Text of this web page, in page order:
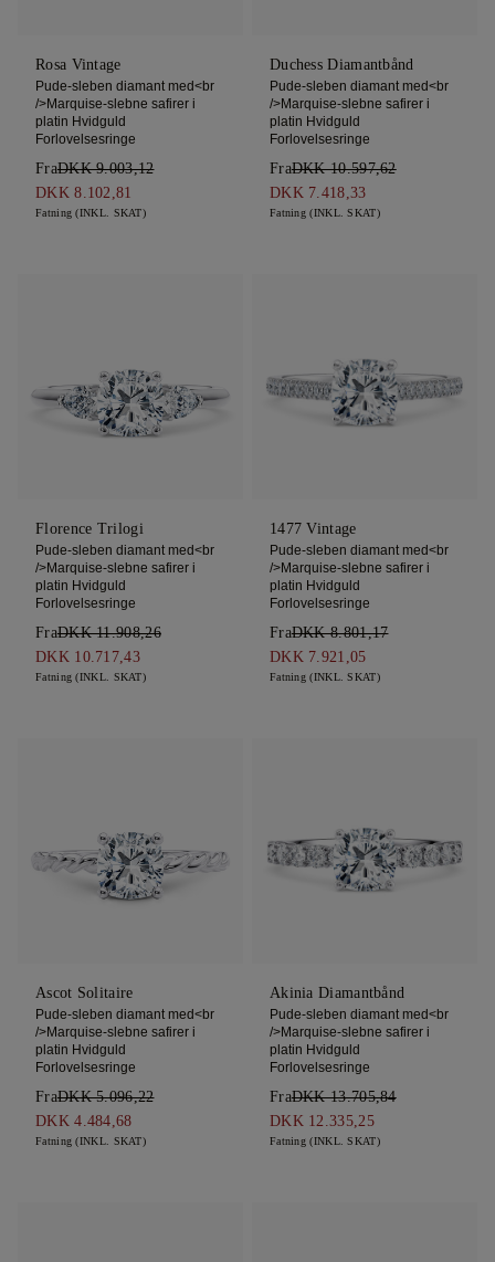
Rosa Vintage
Pude-sleben diamant med<br
/>Marquise-slebne safirer i
platin Hvidguld
Forlovelsesringe
FraDKK 9.003,12
DKK 8.102,81
Fatning (INKL. SKAT)
Duchess Diamantbånd
Pude-sleben diamant med<br
/>Marquise-slebne safirer i
platin Hvidguld
Forlovelsesringe
FraDKK 10.597,62
DKK 7.418,33
Fatning (INKL. SKAT)
Florence Trilogi
Pude-sleben diamant med<br
/>Marquise-slebne safirer i
platin Hvidguld
Forlovelsesringe
FraDKK 11.908,26
DKK 10.717,43
Fatning (INKL. SKAT)
1477 Vintage
Pude-sleben diamant med<br
/>Marquise-slebne safirer i
platin Hvidguld
Forlovelsesringe
FraDKK 8.801,17
DKK 7.921,05
Fatning (INKL. SKAT)
Ascot Solitaire
Pude-sleben diamant med<br
/>Marquise-slebne safirer i
platin Hvidguld
Forlovelsesringe
FraDKK 5.096,22
DKK 4.484,68
Fatning (INKL. SKAT)
Akinia Diamantbånd
Pude-sleben diamant med<br
/>Marquise-slebne safirer i
platin Hvidguld
Forlovelsesringe
FraDKK 13.705,84
DKK 12.335,25
Fatning (INKL. SKAT)